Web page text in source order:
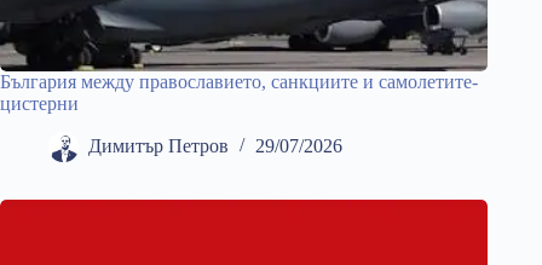
България между православието, санкциите и самолетите-
цистерни
Димитър Петров 29/07/2026